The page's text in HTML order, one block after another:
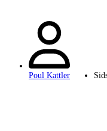
Poul Kattler